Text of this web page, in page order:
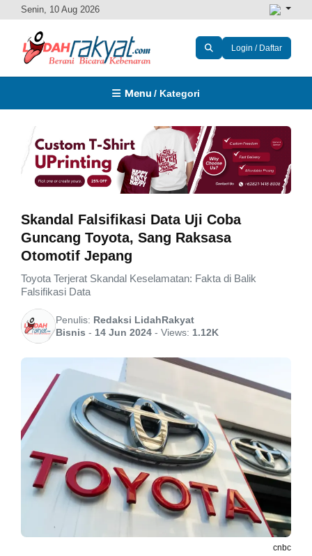
Senin, 10 Aug 2026
Login / Daftar
Menu / Kategori
Skandal Falsifikasi Data Uji Coba
Guncang Toyota, Sang Raksasa
Otomotif Jepang
Toyota Terjerat Skandal Keselamatan: Fakta di Balik
Falsifikasi Data
Penulis: Redaksi LidahRakyat
Bisnis - 14 Jun 2024 - Views: 1.12K
cnbc